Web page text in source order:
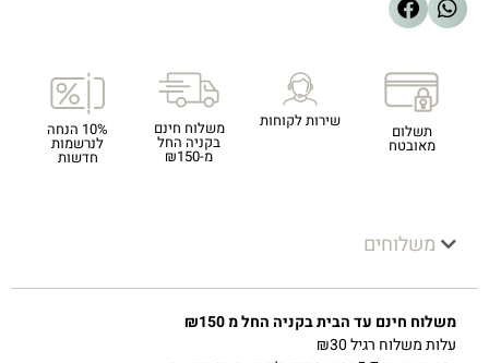
תשלום
מאובטח
שירות לקוחות משלוח חינם
בקניה החל
מ-₪150
10% הנחה
לנרשמות
חדשות
משלוחים
משלוח חינם עד הבית בקניה החל מ ₪150
עלות משלוח רגיל ₪30